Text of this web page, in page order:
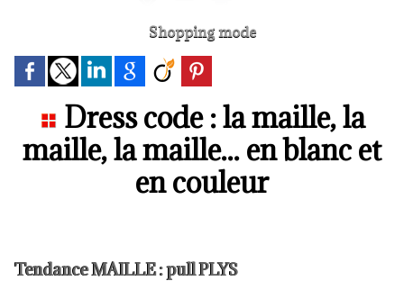
Shopping mode
Dress code : la maille, la
maille, la maille... en blanc et
en couleur
Tendance MAILLE : pull PLYS